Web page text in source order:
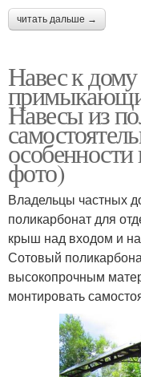
читать дальше →
Навес к
Навесы из
фото)
Владельцы частных
поликарбонат для
крыш над входом и
Сотовый
высокопрочным
монтировать